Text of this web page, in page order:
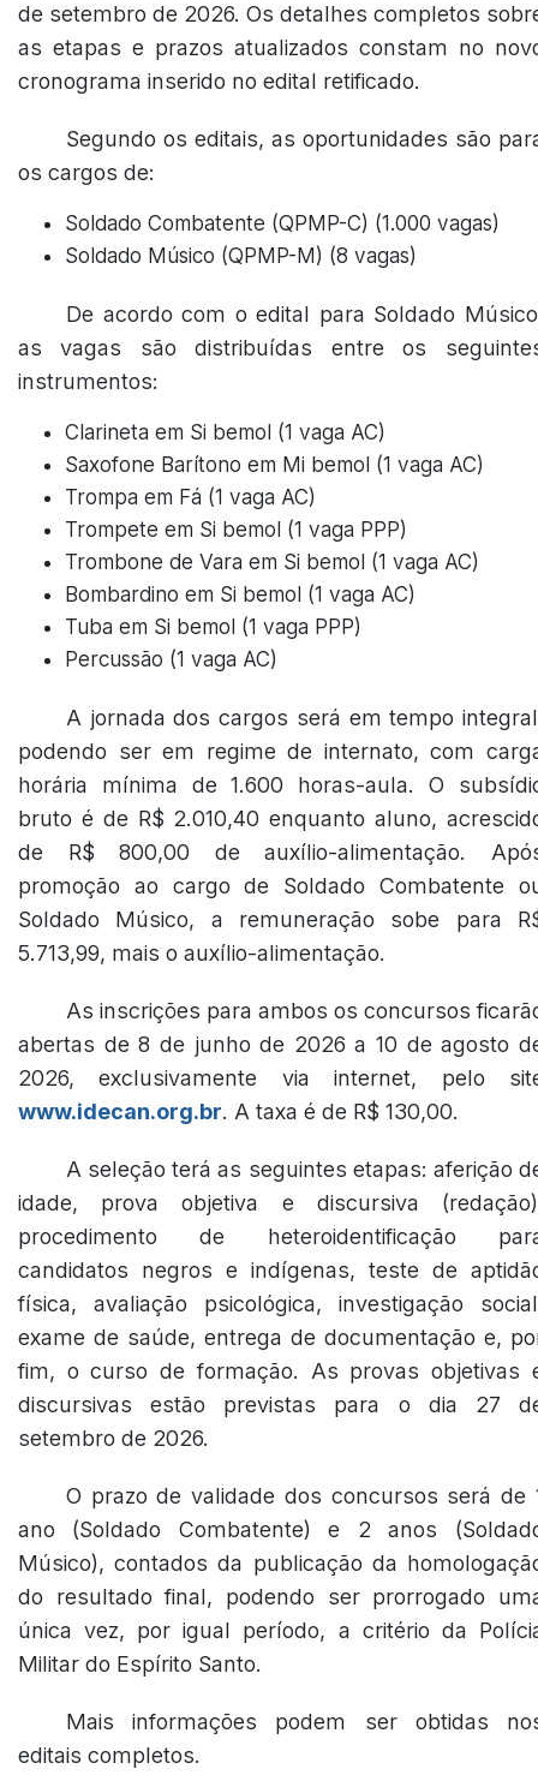
de setembro de 2026. Os detalhes completos
as etapas e prazos atualizados constam no
cronograma inserido no edital retificado.
Segundo os editais, as oportunidades são
os cargos de:
Soldado Combatente (QPMP-C) (1.000 vagas)
Soldado Músico (QPMP-M) (8 vagas)
De acordo com o edital para Soldado
as vagas são distribuídas entre os
instrumentos:
Clarineta em Si bemol (1 vaga AC)
Saxofone Barítono em Mi bemol (1 vaga AC)
Trompa em Fá (1 vaga AC)
Trompete em Si bemol (1 vaga PPP)
Trombone de Vara em Si bemol (1 vaga AC)
Bombardino em Si bemol (1 vaga AC)
Tuba em Si bemol (1 vaga PPP)
Percussão (1 vaga AC)
A jornada dos cargos será em tempo
podendo ser em regime de internato, com
horária mínima de 1.600 horas-aula. O
bruto é de R$ 2.010,40 enquanto aluno,
de R$ 800,00 de auxílio-alimentação.
promoção ao cargo de Soldado Combatente
Soldado Músico, a remuneração sobe para
5.713,99, mais o auxílio-alimentação.
As inscrições para ambos os concursos
abertas de 8 de junho de 2026 a 10 de agosto
2026, exclusivamente via internet, pelo
www.idecan.org.br. A taxa é de R$ 130,00.
A seleção terá as seguintes etapas: aferição
idade, prova objetiva e discursiva
procedimento de heteroidentificação
candidatos negros e indígenas, teste de
física, avaliação psicológica, investigação
exame de saúde, entrega de documentação e,
fim, o curso de formação. As provas objetivas
discursivas estão previstas para o dia 27
setembro de 2026.
O prazo de validade dos concursos será de
ano (Soldado Combatente) e 2 anos
Músico), contados da publicação da
do resultado final, podendo ser prorrogado
única vez, por igual período, a critério da
Militar do Espírito Santo.
Mais informações podem ser obtidas
editais completos.